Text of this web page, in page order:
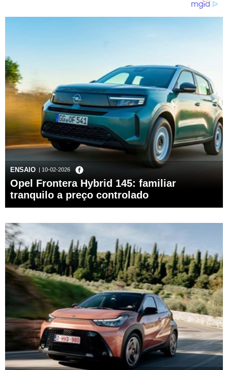
ENSAIO | 10-02-2026
Opel Frontera Hybrid 145: familiar
tranquilo a preço controlado